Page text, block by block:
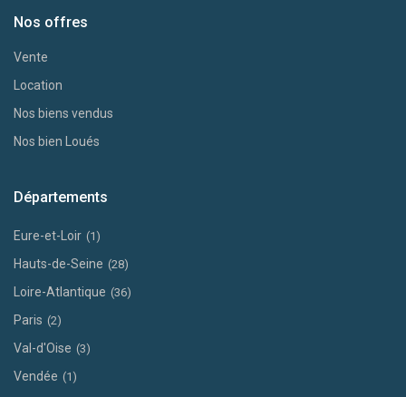
Nos offres
Vente
Location
Nos biens vendus
Nos bien Loués
Départements
Eure-et-Loir (1)
Hauts-de-Seine (28)
Loire-Atlantique (36)
Paris (2)
Val-d'Oise (3)
Vendée (1)